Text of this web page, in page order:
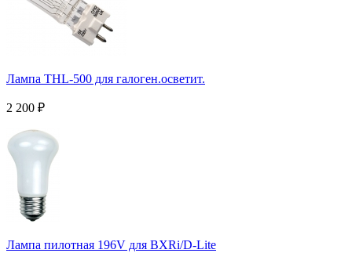
Лампа THL-500 для галоген.осветит.
2 200 ₽
Лампа пилотная 196V для BXRi/D-Lite